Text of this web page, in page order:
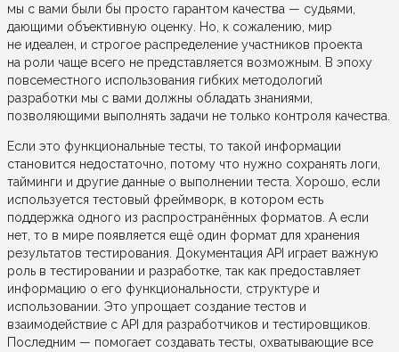
мы с вами были бы просто гарантом качества — судьями,
дающими объективную оценку. Но, к сожалению, мир
не идеален, и строгое распределение участников проекта
на роли чаще всего не представляется возможным. В эпоху
повсеместного использования гибких методологий
разработки мы с вами должны обладать знаниями,
позволяющими выполнять задачи не только контроля качества.
Если это функциональные тесты, то такой информации
становится недостаточно, потому что нужно сохранять логи,
тайминги и другие данные о выполнении теста. Хорошо, если
используется тестовый фреймворк, в котором есть
поддержка одного из распространённых форматов. А если
нет, то в мире появляется ещё один формат для хранения
результатов тестирования. Документация API играет важную
роль в тестировании и разработке, так как предоставляет
информацию о его функциональности, структуре и
использовании. Это упрощает создание тестов и
взаимодействие с API для разработчиков и тестировщиков.
Последним — помогает создавать тесты, охватывающие все